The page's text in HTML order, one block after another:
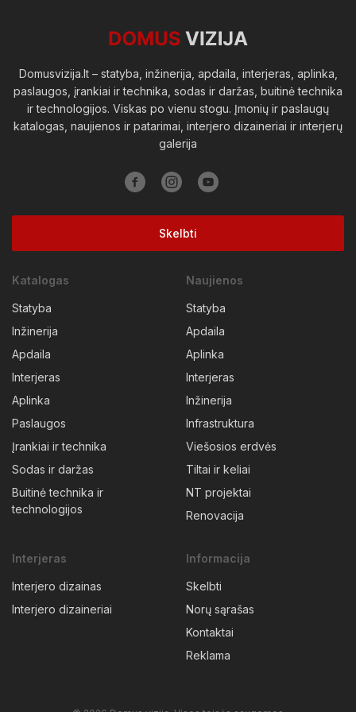
Domusvizija.lt – statyba, inžinerija, apdaila, interjeras, aplinka,
paslaugos, įrankiai ir technika, sodas ir daržas, buitinė technika
ir technologijos. Viskas po vienu stogu. Įmonių ir paslaugų
katalogas, naujienos ir patarimai, interjero dizaineriai ir interjerų
galerija
Skelbti
Katalogas
Statyba
Inžinerija
Apdaila
Interjeras
Aplinka
Paslaugos
Įrankiai ir technika
Sodas ir daržas
Buitinė technika ir
technologijos
Naujienos
Statyba
Apdaila
Aplinka
Interjeras
Inžinerija
Infrastruktura
Viešosios erdvės
Tiltai ir keliai
NT projektai
Renovacija
Interjeras
Interjero dizainas
Interjero dizaineriai
Informacija
Skelbti
Norų sąrašas
Kontaktai
Reklama